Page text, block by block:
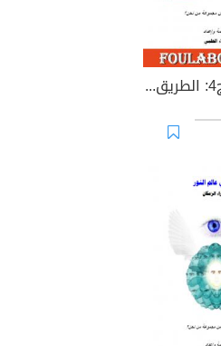
من نحن؟ - ج4: الطريق إلى النور